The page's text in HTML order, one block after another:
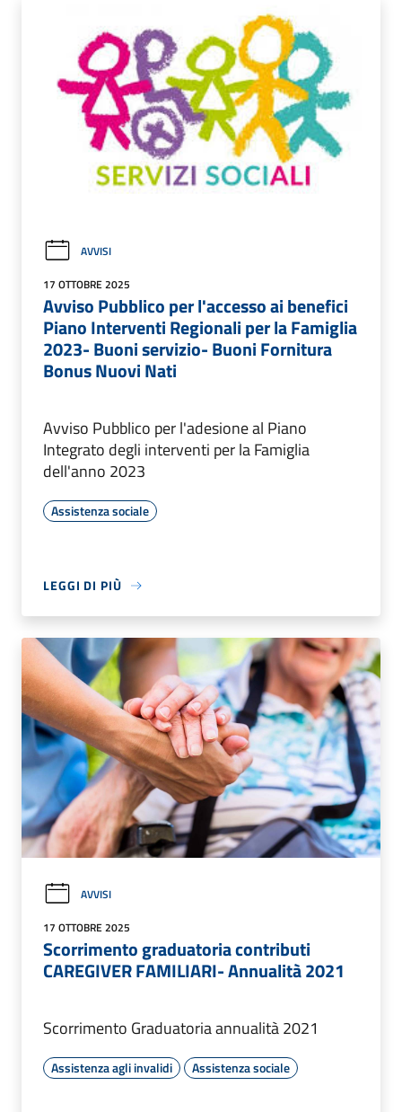
AVVISI
17 OTTOBRE 2025
Avviso Pubblico per l'accesso ai benefici
Piano Interventi Regionali per la Famiglia
2023- Buoni servizio- Buoni Fornitura
Bonus Nuovi Nati
Avviso Pubblico per l'adesione al Piano
Integrato degli interventi per la Famiglia
dell'anno 2023
Assistenza sociale
LEGGI DI PIÙ
AVVISI
17 OTTOBRE 2025
Scorrimento graduatoria contributi
CAREGIVER FAMILIARI- Annualità 2021
Scorrimento Graduatoria annualità 2021
Assistenza agli invalidi Assistenza sociale